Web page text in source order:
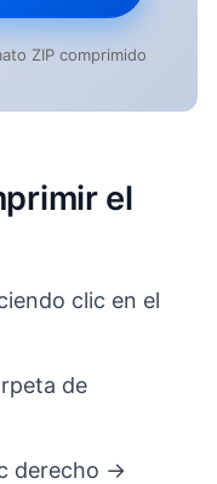
ZIP comprimido
el
clic en el
de
derecho →